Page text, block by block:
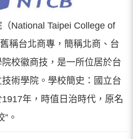
National Taipei College of
稱台北商專，簡稱北商、台
校徽商技，是一所位居於台
術學院。學校簡史：國立台
年，時值日治時代，原名
。